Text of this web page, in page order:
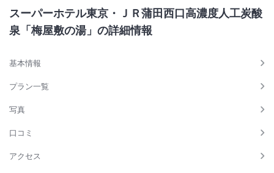
スーパーホテル東京・ＪＲ蒲田西口高濃度人工炭酸
泉「梅屋敷の湯」の詳細情報
基本情報
プラン一覧
写真
口コミ
アクセス